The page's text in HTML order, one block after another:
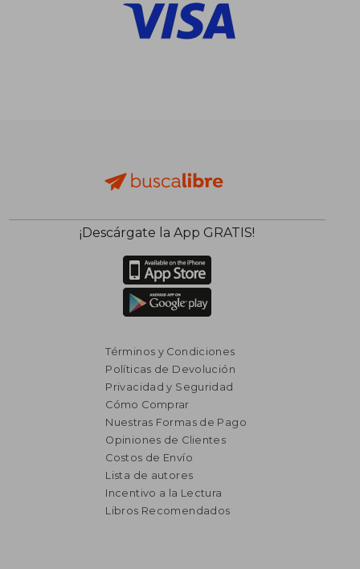
$ 1.545
¡Descárgate la App GRATIS!
Términos y Condiciones
Políticas de Devolución
Privacidad y Seguridad
Cómo Comprar
Nuestras Formas de Pago
Opiniones de Clientes
Costos de Envío
Lista de autores
Incentivo a la Lectura
Libros Recomendados